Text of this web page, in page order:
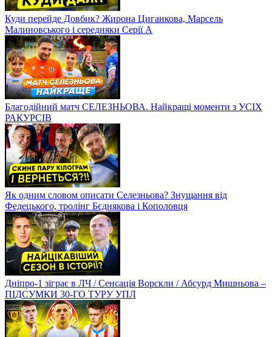
Куди перейде Довбик? Жирона Циганкова, Марсель
Малиновського і середняки Серії А
Благодійний матч СЕЛЕЗНЬОВА. Найкращі моменти з УСІХ
РАКУРСІВ
Як одним словом описати Селезньова? Знущання від
Федецького, тролінг Бєднякова і Кополовця
Дніпро-1 зіграє в ЛЧ / Сенсація Ворскли / Абсурд Мишньова –
ПІДСУМКИ 30-ГО ТУРУ УПЛ